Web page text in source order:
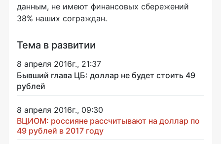
данным, не имеют финансовых сбережений
38% наших сограждан.
Тема в развитии
8 апреля 2016г., 21:37
Бывший глава ЦБ: доллар не будет стоить 49
рублей
8 апреля 2016г., 09:30
ВЦИОМ: россияне рассчитывают на доллар по
49 рублей в 2017 году